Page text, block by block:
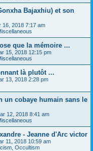
Bajaxhiu) et son
16, 2018 7:17 am
que la mémoire ...
15, 2018 12:15 pm
là plutôt ...
13, 2018 2:28 pm
un cobaye humain sans le
12, 2018 8:41 am
- Jeanne d'Arc victor
11, 2018 10:59 am
Occultism